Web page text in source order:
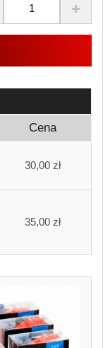
Cena
30,00 zł
35,00 zł